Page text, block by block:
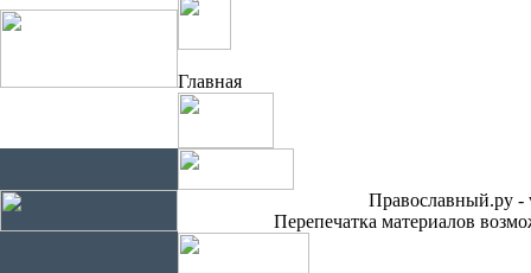
Главная
Православный.ру -
Перепечатка материалов